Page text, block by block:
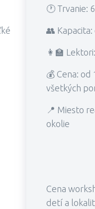
🕐 Trvanie:
👥
👩‍🏫
💰 Cena:
všetkých
📍 Miesto
okolie
Cena
detí a